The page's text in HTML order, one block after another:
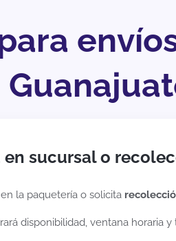
en sucursal o
la paquetería o solicita
disponibilidad, ventana horaria